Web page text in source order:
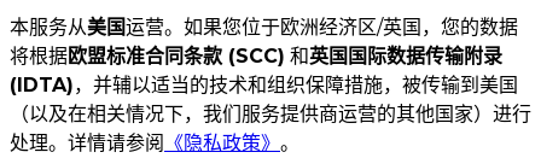
本服务从美国运营。如果您位于欧洲经济区/英国，您的数据
将根据欧盟标准合同条款 (SCC) 和英国国际数据传输附录
(IDTA)，并辅以适当的技术和组织保障措施，被传输到美国
（以及在相关情况下，我们服务提供商运营的其他国家）进行
处理。详情请参阅 《隐私政策》 。